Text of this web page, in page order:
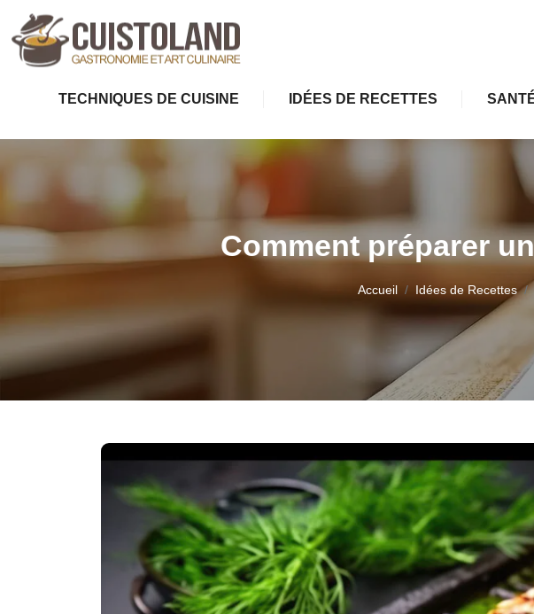
TECHNIQUES DE CUISINE IDÉES DE RECETTES
Comment préparer
Accueil Idées de Recettes